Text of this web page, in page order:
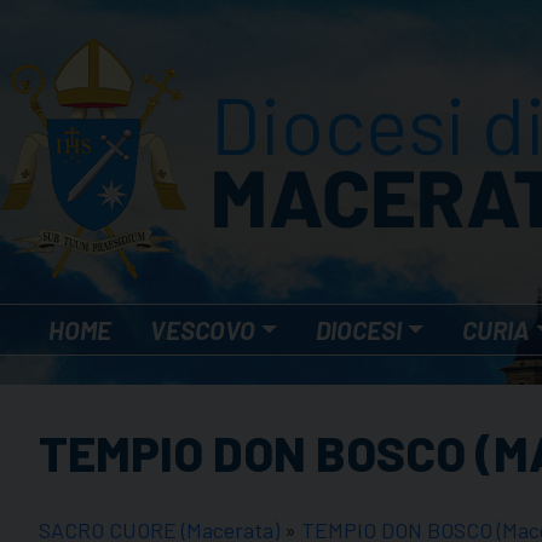
content
HOME VESCOVO DIOCESI CURIA
TEMPIO DON BOSCO
SACRO CUORE (Macerata) » TEMPIO DON BOSCO